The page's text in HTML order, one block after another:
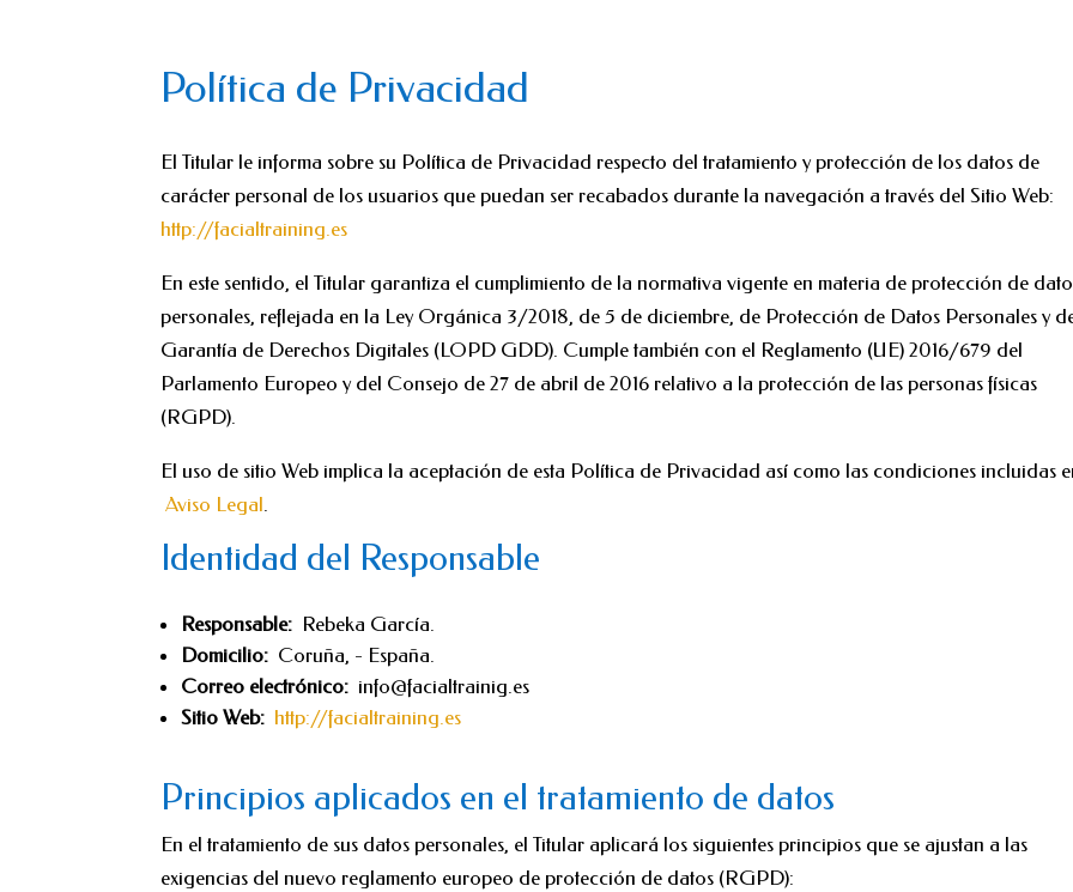
Política de Privacidad
El Titular le informa sobre su Política de Privacidad respecto del tratamiento y protección de los datos de
carácter personal de los usuarios que puedan ser recabados durante la navegación a través del Sitio Web:
http://facialtraining.es
En este sentido, el Titular garantiza el cumplimiento de la normativa vigente en materia de protección de
personales, reflejada en la Ley Orgánica 3/2018, de 5 de diciembre, de Protección de Datos Personales y
Garantía de Derechos Digitales (LOPD GDD). Cumple también con el Reglamento (UE) 2016/679 del
Parlamento Europeo y del Consejo de 27 de abril de 2016 relativo a la protección de las personas físicas
(RGPD).
El uso de sitio Web implica la aceptación de esta Política de Privacidad así como las condiciones incluidas
Aviso Legal.
Identidad del Responsable
Responsable: Rebeka García.
Domicilio: Coruña, - España.
Correo electrónico: info@facialtrainig.es
Sitio Web: http://facialtraining.es
Principios aplicados en el tratamiento de datos
En el tratamiento de sus datos personales, el Titular aplicará los siguientes principios que se ajustan a las
exigencias del nuevo reglamento europeo de protección de datos (RGPD):